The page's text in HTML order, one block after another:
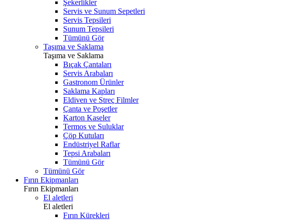
Şekerlikler
Servis ve Sunum Sepetleri
Servis Tepsileri
Sunum Tepsileri
Tümünü Gör
Taşıma ve Saklama
Taşıma ve Saklama
Bıçak Çantaları
Servis Arabaları
Gastronom Ürünler
Saklama Kapları
Eldiven ve Streç Filmler
Çanta ve Poşetler
Karton Kaseler
Termos ve Suluklar
Çöp Kutuları
Endüstriyel Raflar
Tepsi Arabaları
Tümünü Gör
Tümünü Gör
Fırın Ekipmanları
Fırın Ekipmanları
El aletleri
El aletleri
Fırın Kürekleri